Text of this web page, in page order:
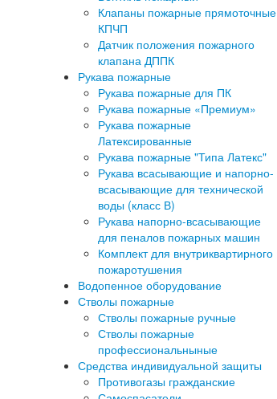
Клапаны пожарные прямоточные
КПЧП
Датчик положения пожарного
клапана ДППК
Рукава пожарные
Рукава пожарные для ПК
Рукава пожарные «Премиум»
Рукава пожарные
Латексированные
Рукава пожарные "Типа Латекс"
Рукава всасывающие и напорно-
всасывающие для технической
воды (класс В)
Рукава напорно-всасывающие
для пеналов пожарных машин
Комплект для внутриквартирного
пожаротушения
Водопенное оборудование
Стволы пожарные
Стволы пожарные ручные
Стволы пожарные
профессиональныные
Средства индивидуальной защиты
Противогазы гражданские